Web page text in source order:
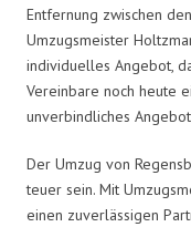
Entfernung zwischen
Umzugsmeister
individuelles Angebot,
Vereinbare noch heute
unverbindliches
Der Umzug von
teuer sein. Mit
einen zuverlässigen